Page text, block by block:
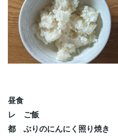
昼食
レ ご飯
都 ぶりのにんにく照り焼き